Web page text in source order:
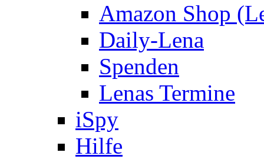
Amazon Shop
Daily-Lena
Spenden
Lenas Termine
iSpy
Hilfe